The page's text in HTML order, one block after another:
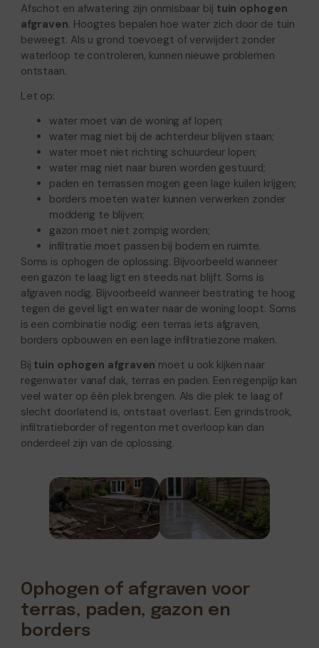
Afschot en afwatering zijn onmisbaar bij tuin ophogen
afgraven. Hoogtes bepalen hoe water zich door de tuin
beweegt. Als u grond toevoegt of verwijdert zonder
waterloop te controleren, kunnen nieuwe problemen
ontstaan.
Let op:
water moet van de woning af lopen;
water mag niet bij de achterdeur blijven staan;
water moet niet richting schuurdeur lopen;
water mag niet naar buren worden gestuurd;
paden en terrassen mogen geen lage kuilen krijgen;
borders moeten water kunnen verwerken zonder
modderig te blijven;
gazon moet niet zompig worden;
infiltratie moet passen bij bodem en ruimte.
Soms is ophogen de oplossing. Bijvoorbeeld wanneer
een gazon te laag ligt en steeds nat blijft. Soms is
afgraven nodig. Bijvoorbeeld wanneer bestrating te hoog
tegen de gevel ligt en water naar de woning loopt. Soms
is een combinatie nodig: een terras iets afgraven,
borders opbouwen en een lage infiltratiezone maken.
Bij tuin ophogen afgraven moet u ook kijken naar
regenwater vanaf dak, terras en paden. Een regenpijp kan
veel water op één plek brengen. Als die plek te laag of
slecht doorlatend is, ontstaat overlast. Een grindstrook,
infiltratieborder of regenton met overloop kan dan
onderdeel zijn van de oplossing.
Ophogen of afgraven voor
terras, paden, gazon en
borders